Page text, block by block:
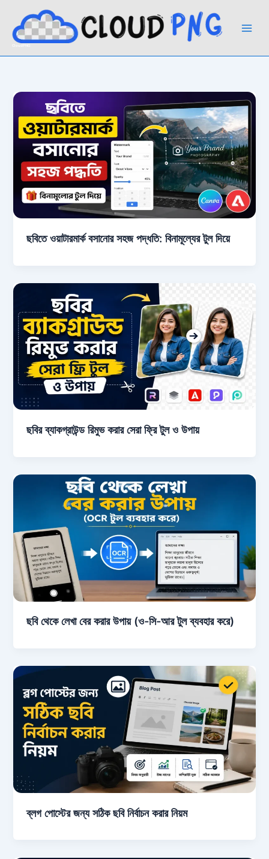
content
ছবিতে ওয়াটারমার্ক বসানোর সহজ পদ্ধতি: বিনামূল্যের টুল দিয়ে
ছবির ব্যাকগ্রাউন্ড রিমুভ করার সেরা ফ্রি টুল ও উপায়
ছবি থেকে লেখা বের করার উপায় (ও-সি-আর টুল ব্যবহার করে)
ব্লগ পোস্টের জন্য সঠিক ছবি নির্বাচন করার নিয়ম